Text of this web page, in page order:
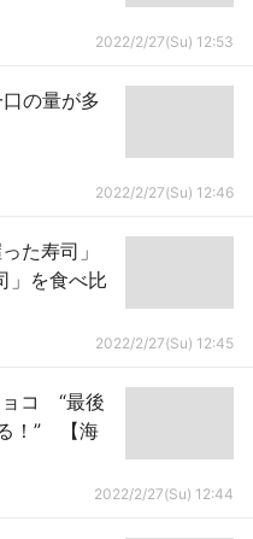
2022/2/27(Su) 12:53
の量が多
2022/2/27(Su) 12:46
た寿司」
」を食べ比
2022/2/27(Su) 12:45
ョコ “最後
！” 【海
2022/2/27(Su) 12:44